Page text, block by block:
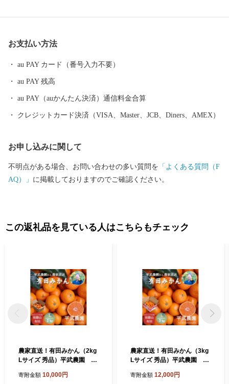
お支払い方法
au PAY カード（番号入力不要）
au PAY 残高
au PAY（auかんたん決済）通信料金合算
クレジットカード決済（VISA、Master、JCB、Diners、AMEX）
お申し込みに関して
不明点がある場合、お問い合わせの多い質問を 「よくある質問（F
AQ）」 に掲載しておりますのでご確認ください。
この返礼品を見ている人はこちらもチェック
農家直送！有田みかん（2kg
Lサイズ 秀品）平武農園 ～
寄附金額 10,000円
農家直送！有田みかん（3kg
Lサイズ 秀品）平武農園 ～
寄附金額 12,000円